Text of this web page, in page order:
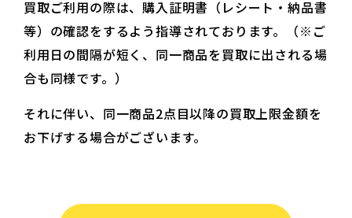
買取ご利用の際は、購入証明書（レシート・納品書
等）の確認をするよう指導されております。（※ご
利用日の間隔が短く、同一商品を買取に出される場
合も同様です。）
それに伴い、同一商品2点目以降の買取上限金額を
お下げする場合がございます。